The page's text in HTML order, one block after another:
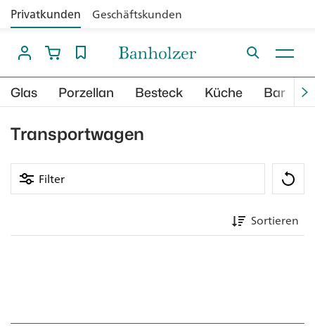
Privatkunden Geschäftskunden
Glas Porzellan Besteck Küche Bar
Transportwagen
Filter
Sortieren